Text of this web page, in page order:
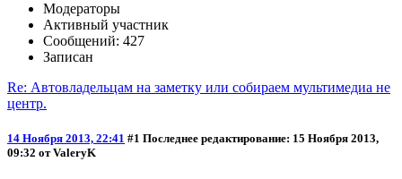
Модераторы
Активный участник
Сообщений: 427
Записан
Re: Автовладельцам на заметку или собираем мультимедиа не
центр.
14 Ноября 2013, 22:41 #1 Последнее редактирование: 15 Ноября 2013,
09:32 от ValeryK